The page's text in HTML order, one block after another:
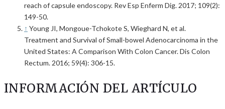
reach of capsule endoscopy. Rev Esp Enferm Dig. 2017; 109(2):
149-50.
↑ Young JI, Mongoue-Tchokote S, Wieghard N, et al.
Treatment and Survival of Small-bowel Adenocarcinoma in the
United States: A Comparison With Colon Cancer. Dis Colon
Rectum. 2016; 59(4): 306-15.
INFORMACIÓN DEL ARTÍCULO